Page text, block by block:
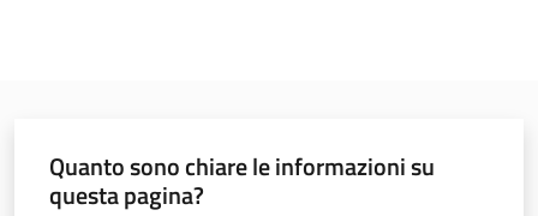
Quanto sono chiare le informazioni su
questa pagina?